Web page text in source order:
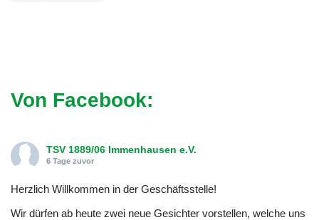
Von Facebook:
TSV 1889/06 Immenhausen e.V.
6 Tage zuvor
Herzlich Willkommen in der Geschäftsstelle!
Wir dürfen ab heute zwei neue Gesichter vorstellen, welche uns